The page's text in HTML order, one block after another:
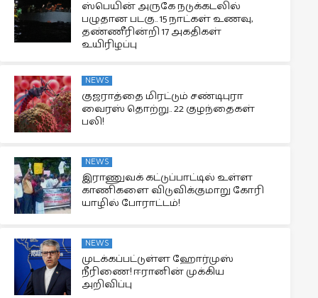
ஸ்பெயின் அருகே நடுக்கடலில்
பழுதான படகு.. 15 நாட்கள் உணவு,
தண்ணீரின்றி 17 அகதிகள்
உயிரிழப்பு
NEWS
குஜராத்தை மிரட்டும் சண்டிபுரா
வைரஸ் தொற்று.. 22 குழந்தைகள்
பலி!
NEWS
இராணுவக் கட்டுப்பாட்டில் உள்ள
காணிகளை விடுவிக்குமாறு கோரி
யாழில் போராட்டம்!
NEWS
முடக்கப்பட்டுள்ள ஹோர்முஸ்
நீரிணை! ஈரானின் முக்கிய
அறிவிப்பு